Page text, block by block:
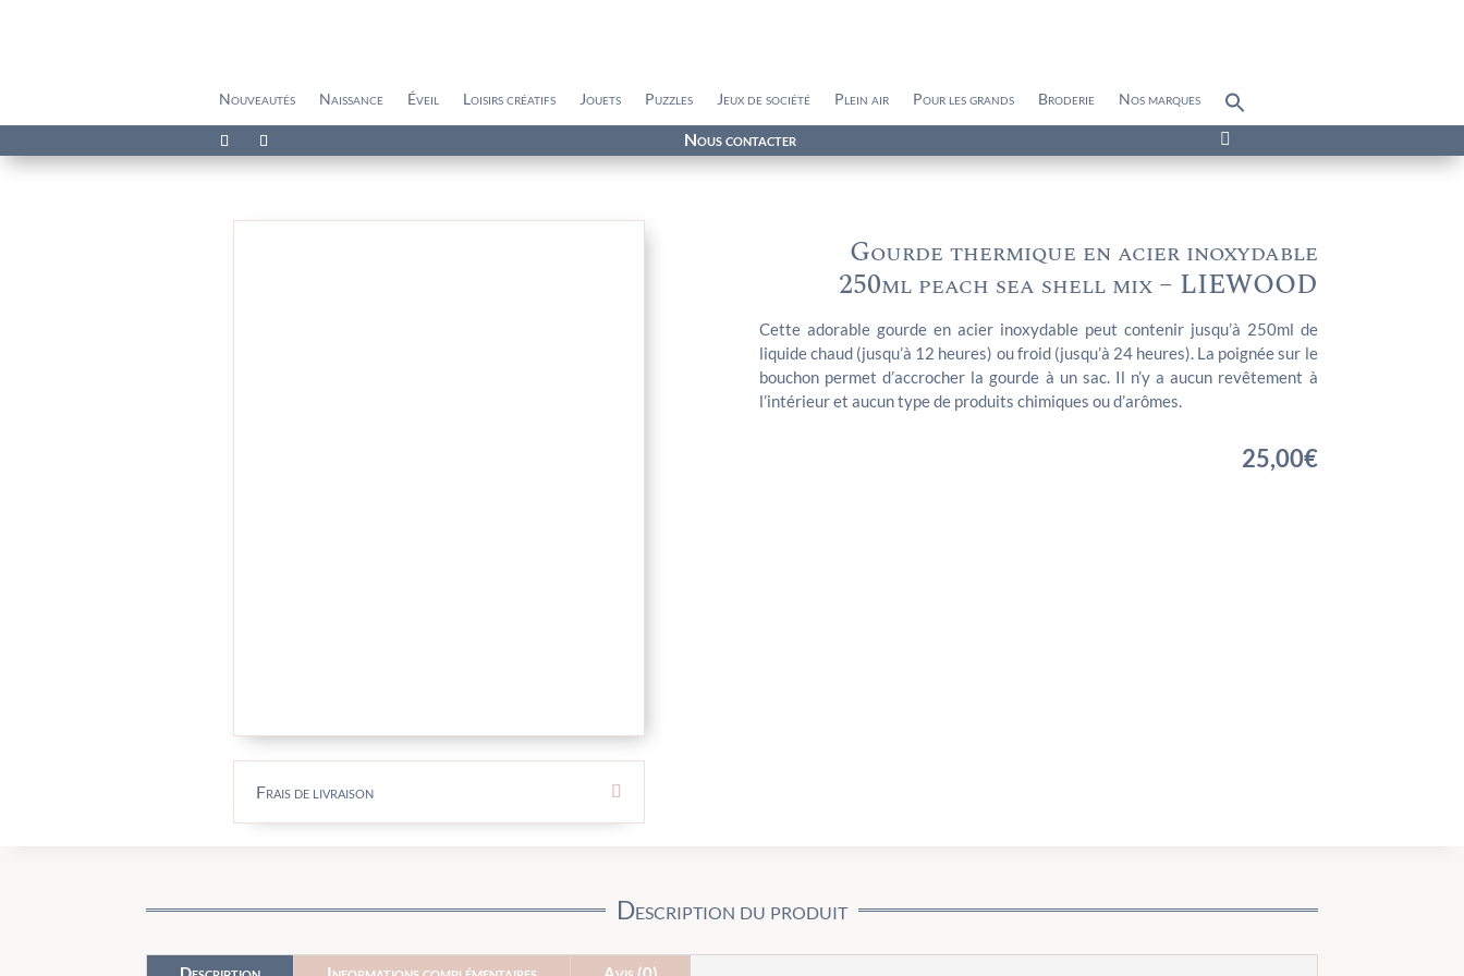
Nouveautés Naissance Éveil Loisirs créatifs Jouets Puzzles Jeux de société Plein air Pour les grands Broderie Nos marques
for:
Nous contacter 
Frais de livraison
Gourde thermique en acier inoxydable
250ml peach sea shell mix – LIEWOOD
Cette adorable gourde en acier inoxydable peut contenir jusqu’à 250ml de
liquide chaud (jusqu’à 12 heures) ou froid (jusqu’à 24 heures). La poignée sur le
bouchon permet d’accrocher la gourde à un sac. Il n’y a aucun revêtement à
l’intérieur et aucun type de produits chimiques ou d’arômes.
25,00€
Description du produit